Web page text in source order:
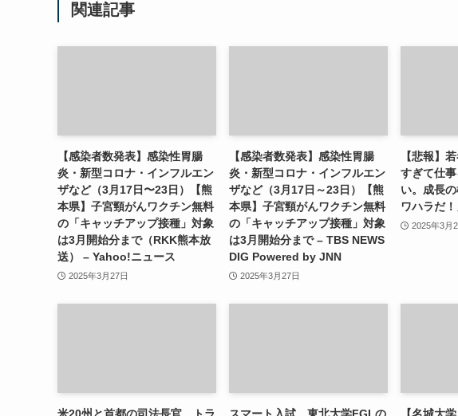
関連記事
【感染者数発表】感染性胃腸
炎・新型コロナ・インフルエン
ザなど（3月17日〜23日）【熊
本県】子宮頸がんワクチン無料
の「キャッチアップ接種」対象
は3月開始分まで（RKK熊本放
送） – Yahoo!ニュース
2025年3月27日
【感染者数発表】感染性胃腸
炎・新型コロナ・インフルエン
ザなど（3月17日～23日）【熊
本県】子宮頸がんワクチン無料
の「キャッチアップ接種」対象
は3月開始分まで – TBS NEWS
DIG Powered by JNN
2025年3月27日
【悲報】
すぎて仕
い。成長
ワハラだ！
2025年3月